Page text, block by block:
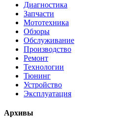
Диагностика
Запчасти
Мототехника
Обзоры
Обслуживание
Производство
Ремонт
Технологии
Тюнинг
Устройство
Эксплуатация
Архивы